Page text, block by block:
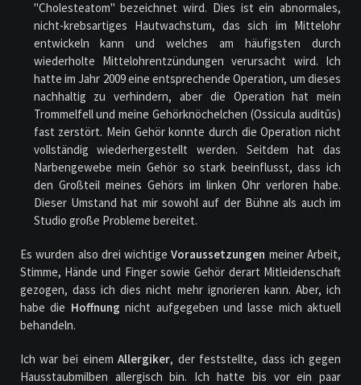
"Cholesteatom" bezeichnet wird. Dies ist ein abnormales,
nicht-krebsartiges Hautwachstum, das sich im Mittelohr
entwickeln kann und welches am häufigsten durch
wiederholte Mittelohrentzündungen verursacht wird. Ich
hatte im Jahr 2009 eine entsprechende Operation, um dieses
nachhaltig zu verhindern, aber die Operation hat mein
Trommelfell und meine Gehörknöchelchen (Ossicula auditūs)
fast zerstört. Mein Gehör konnte durch die Operation nicht
vollständig wiederhergestellt werden. Seitdem hat das
Narbengewebe mein Gehör so stark beeinflusst, dass ich
den Großteil meines Gehörs im linken Ohr verloren habe.
Dieser Umstand hat mir sowohl auf der Bühne als auch im
Studio große Probleme bereitet.
Es wurden also drei wichtigeVoraussetzungen meiner Arbeit,
Stimme, Hände und Finger sowie Gehör derart Mitleidenschaft
gezogen, dass ich dies nicht mehr ignorieren kann. Aber, ich
habe die Hoffnung nicht aufgegeben und lasse mich aktuell
behandeln.
Ich war bei einemAllergiker, der feststellte, dass ich gegen
Hausstaubmilben allergisch bin. Ich hatte bis vor ein paar